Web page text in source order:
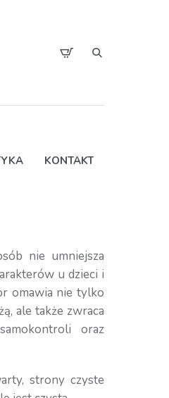
KONTAKT
nie umniejsza
u dzieci i
omawia nie tylko
ale także zwraca
oraz
strony czyste